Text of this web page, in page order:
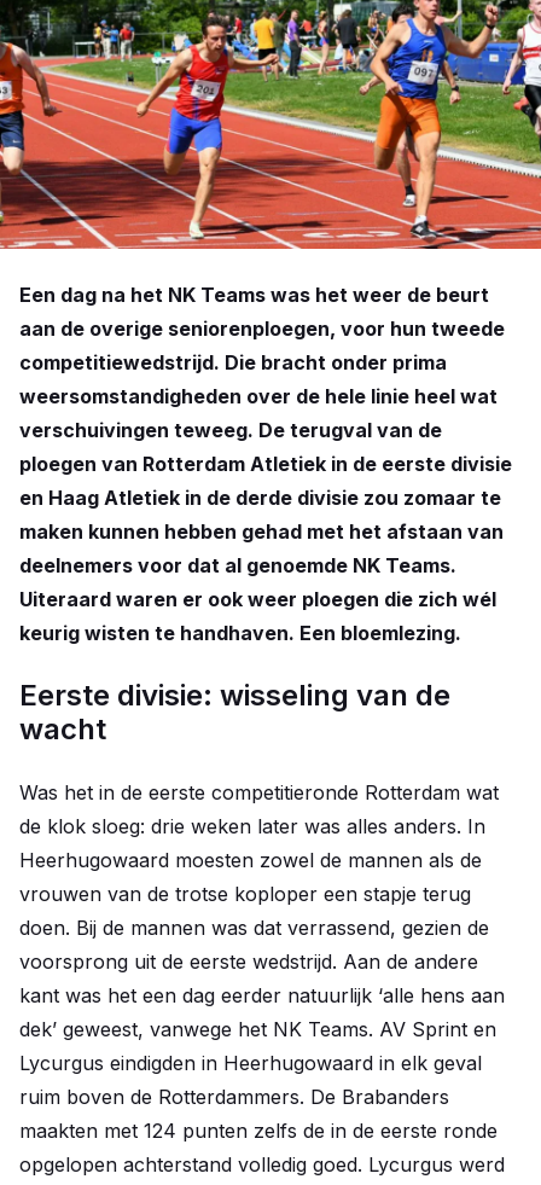
Een dag na het NK Teams was het weer de beurt
aan de overige seniorenploegen, voor hun tweede
competitiewedstrijd. Die bracht onder prima
weersomstandigheden over de hele linie heel wat
verschuivingen teweeg. De terugval van de
ploegen van Rotterdam Atletiek in de eerste divisie
en Haag Atletiek in de derde divisie zou zomaar te
maken kunnen hebben gehad met het afstaan van
deelnemers voor dat al genoemde NK Teams.
Uiteraard waren er ook weer ploegen die zich wél
keurig wisten te handhaven. Een bloemlezing.
Eerste divisie: wisseling van de
wacht
Was het in de eerste competitieronde Rotterdam wat
de klok sloeg: drie weken later was alles anders. In
Heerhugowaard moesten zowel de mannen als de
vrouwen van de trotse koploper een stapje terug
doen. Bij de mannen was dat verrassend, gezien de
voorsprong uit de eerste wedstrijd. Aan de andere
kant was het een dag eerder natuurlijk ‘alle hens aan
dek’ geweest, vanwege het NK Teams. AV Sprint en
Lycurgus eindigden in Heerhugowaard in elk geval
ruim boven de Rotterdammers. De Brabanders
maakten met 124 punten zelfs de in de eerste ronde
opgelopen achterstand volledig goed. Lycurgus werd